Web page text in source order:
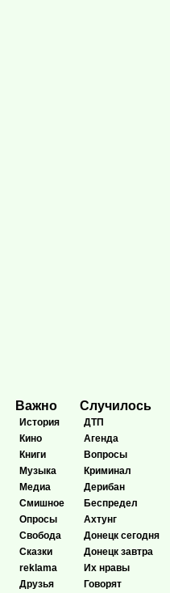
Важно
История
Кино
Книги
Музыка
Медиа
Смишное
Опросы
Свобода
Сказки
reklama
Друзья
Случилось
ДТП
Агенда
Вопросы
Криминал
Дерибан
Беспредел
Ахтунг
Донецк сегодня
Донецк завтра
Их нравы
Говорят